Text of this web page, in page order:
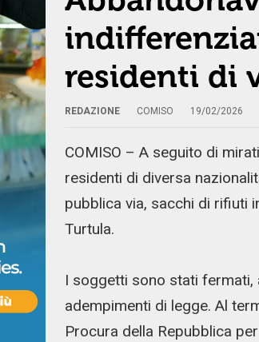
residenti di
REDAZIONE COMISO 19/02/2026
COMISO – A seguito di
residenti di diversa
pubblica via, sacchi di rifiuti
Turtula.
I soggetti sono stati fermati,
adempimenti di legge. Al
Procura della Repubblica